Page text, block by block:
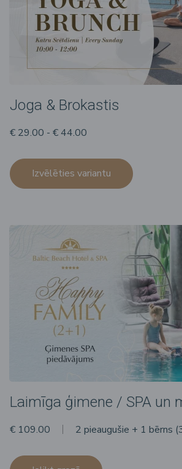
Joga & Brokastis
€ 29.00 - € 44.00
Izvēlēties variantu
Laimīga ģimene / SPA un
€ 109.00 2 pieaugušie + 1 bērns